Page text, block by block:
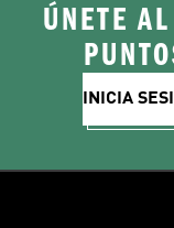
ÚNETE
INICIA